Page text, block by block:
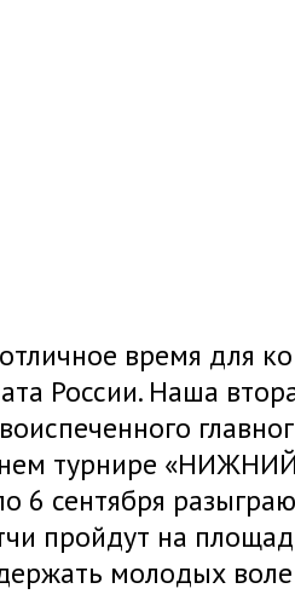
время для
России. Наша
турнире «НИЖНИЙ
6 сентября
пройдут на
молодых